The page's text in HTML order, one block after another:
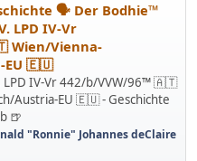
🗣 Der Bodhie™
LPD IV-Vr
Wien/Vienna-
EU 🇪🇺
LPD IV-Vr 442/b/VVW/96™ 🇦🇹
Austria-EU 🇪🇺 - Geschichte
🍺
"Ronnie" Johannes deClaire